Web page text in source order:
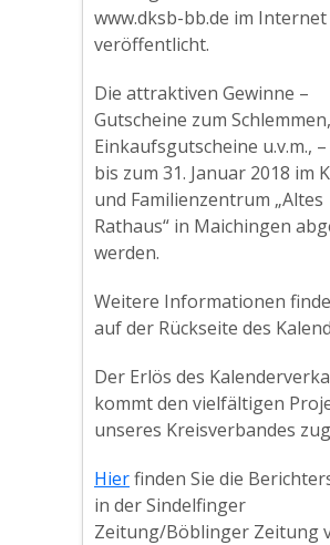
www.dksb-bb.de im Internet
veröffentlicht.
Die attraktiven Gewinne –
Gutscheine zum Schlemmen,
Einkaufsgutscheine u.v.m.,
bis zum 31. Januar 2018 im
und Familienzentrum „Altes
Rathaus“ in Maichingen
werden.
Weitere Informationen
auf der Rückseite des
Der Erlös des
kommt den vielfältigen
unseres Kreisverbandes
Hierfinden Sie die
in der Sindelfinger
Zeitung/Böblinger Zeitung